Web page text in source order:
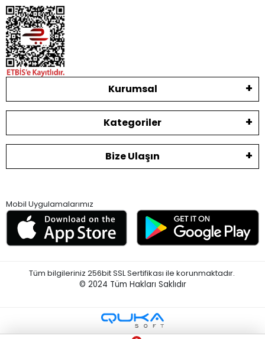
Kurumsal
Kategoriler
Bize Ulaşın
Mobil Uygulamalarımız
Tüm bilgileriniz 256bit SSL Sertifikası ile korunmaktadır.
© 2024 Tüm Hakları Saklıdır